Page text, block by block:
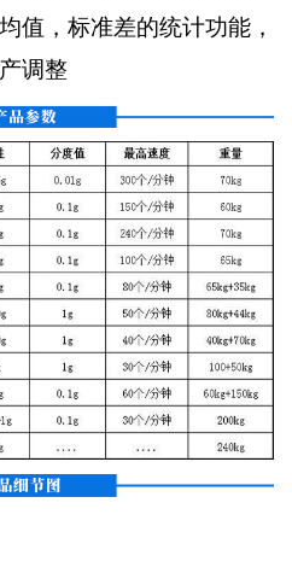
值，标准差的统计功能，
调整